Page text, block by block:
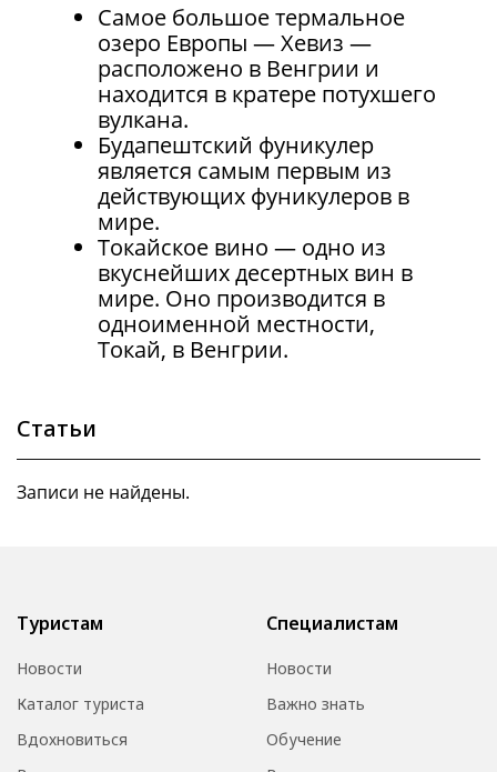
Самое большое термальное
озеро Европы — Хевиз —
расположено в Венгрии и
находится в кратере потухшего
вулкана.
Будапештский фуникулер
является самым первым из
действующих фуникулеров в
мире.
Токайское вино — одно из
вкуснейших десертных вин в
мире. Оно производится в
одноименной местности,
Токай, в Венгрии.
Статьи
Записи не найдены.
Туристам
Новости
Каталог туриста
Вдохновиться
Специалистам
Новости
Важно знать
Обучение